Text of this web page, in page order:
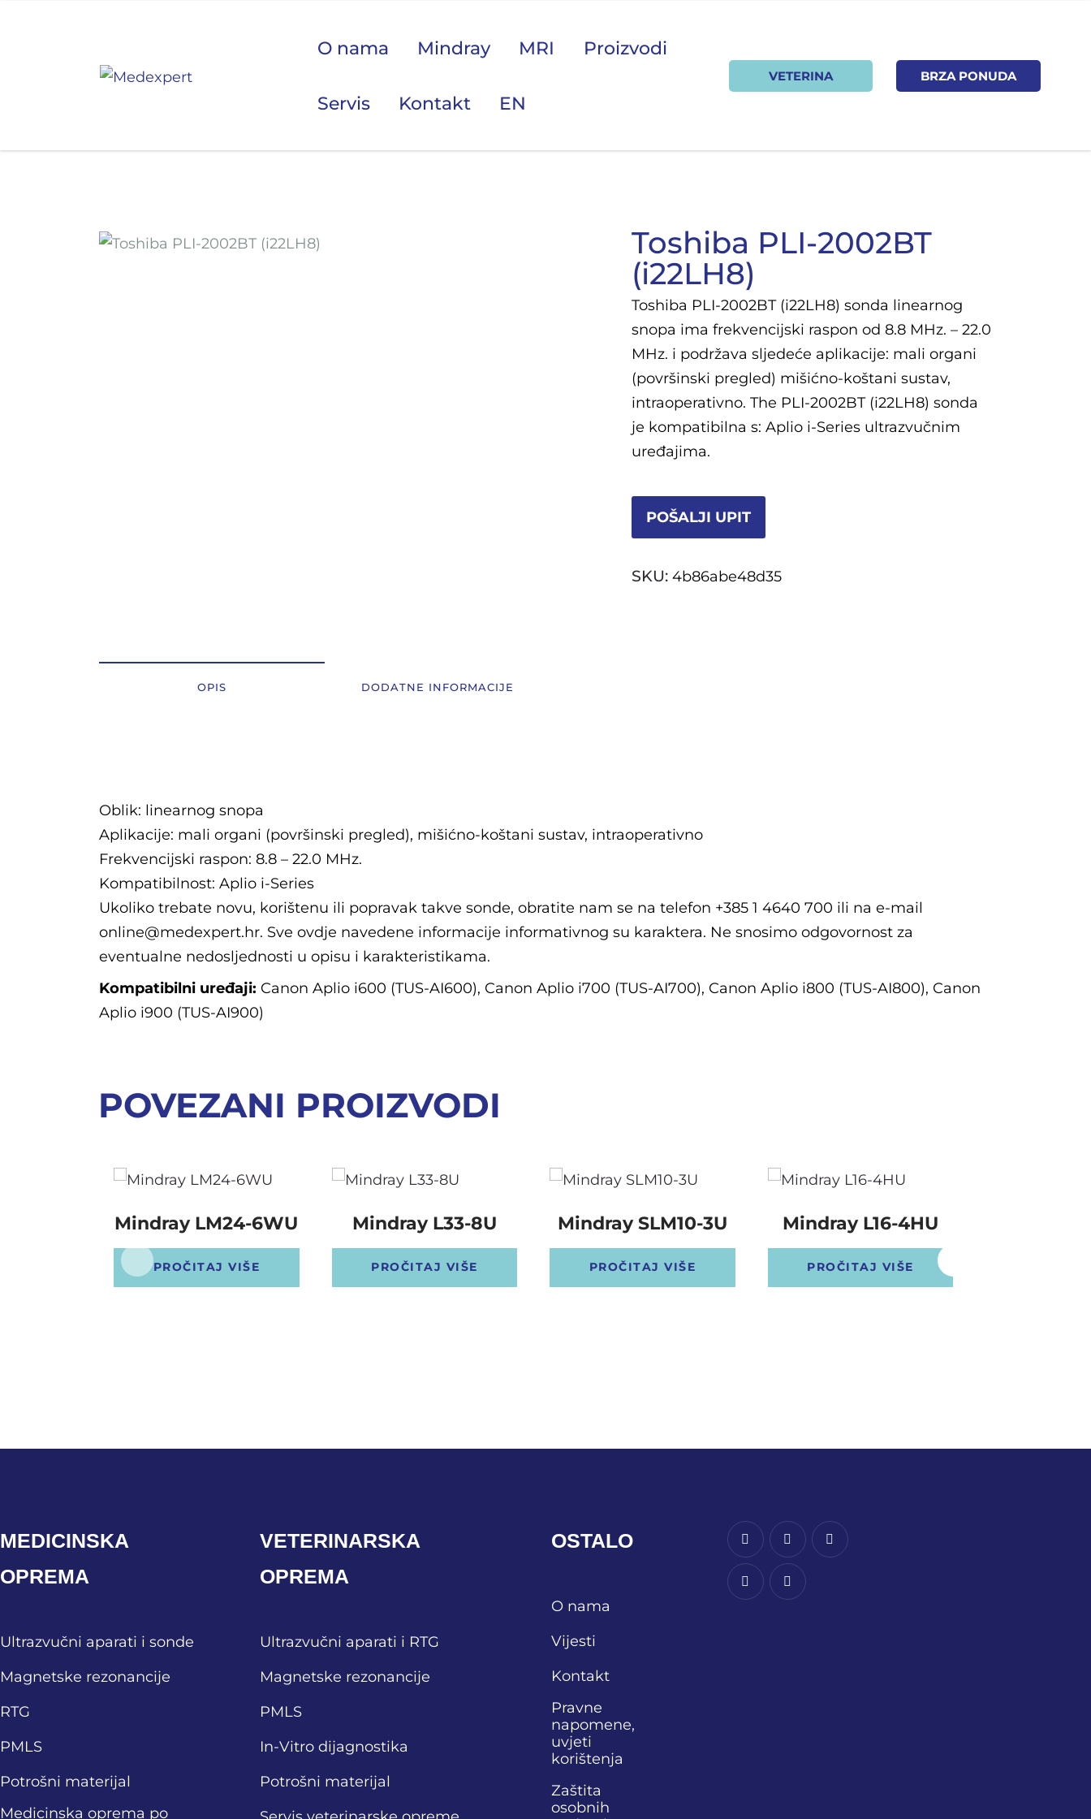
O nama Mindray MRI Proizvodi
Servis Kontakt EN
VETERINA BRZA PONUDA
Toshiba PLI-2002BT
(i22LH8)
Toshiba PLI-2002BT (i22LH8) sonda linearnog
snopa ima frekvencijski raspon od 8.8 MHz. – 22.0
MHz. i podržava sljedeće aplikacije: mali organi
(površinski pregled) mišićno-koštani sustav,
intraoperativno. The PLI-2002BT (i22LH8) sonda
je kompatibilna s: Aplio i-Series ultrazvučnim
uređajima.
POŠALJI UPIT
SKU: 4b86abe48d35
OPIS DODATNE INFORMACIJE
Oblik: linearnog snopa
Aplikacije: mali organi (površinski pregled), mišićno-koštani sustav, intraoperativno
Frekvencijski raspon: 8.8 – 22.0 MHz.
Kompatibilnost: Aplio i-Series
Ukoliko trebate novu, korištenu ili popravak takve sonde, obratite nam se na telefon +385 1 4640 700 ili na e-mail
online@medexpert.hr. Sve ovdje navedene informacije informativnog su karaktera. Ne snosimo odgovornost za
eventualne nedosljednosti u opisu i karakteristikama.
Kompatibilni uređaji: Canon Aplio i600 (TUS-AI600), Canon Aplio i700 (TUS-AI700), Canon Aplio i800 (TUS-AI800), Canon
Aplio i900 (TUS-AI900)
POVEZANI PROIZVODI
Mindray LM24-6WU
PROČITAJ VIŠE
Mindray L33-8U
PROČITAJ VIŠE
Mindray SLM10-3U
PROČITAJ VIŠE
Mindray L16-4HU
PROČITAJ VIŠE
MEDICINSKA
OPREMA
Ultrazvučni aparati i sonde
Magnetske rezonancije
RTG
PMLS
Potrošni materijal
Medicinska oprema po
VETERINARSKA
OPREMA
Ultrazvučni aparati i RTG
Magnetske rezonancije
PMLS
In-Vitro dijagnostika
Potrošni materijal
OSTALO
O nama
Vijesti
Kontakt
Pravne
napomene,
uvjeti
korištenja
Zaštita
osobnih
ULTRAZVUK